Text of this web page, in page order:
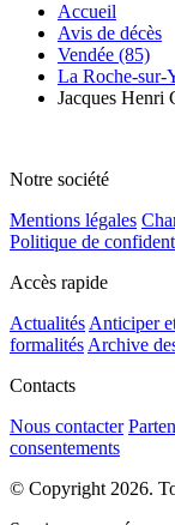
Accueil
Avis de décès
Vendée (85)
La Roche-sur-
Jacques Henri
Notre société
Mentions légales
Politique de
Accès rapide
Actualités Anticiper
formalités Archive
Contacts
Nous contacter
consentements
© Copyright 2026.